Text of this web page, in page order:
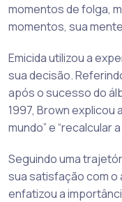
momentos de folga,
momentos, sua
Emicida utilizou a
sua decisão.
após o sucesso do
1997, Brown explicou
mundo” e “recalcular a
Seguindo uma
sua satisfação com o
enfatizou a